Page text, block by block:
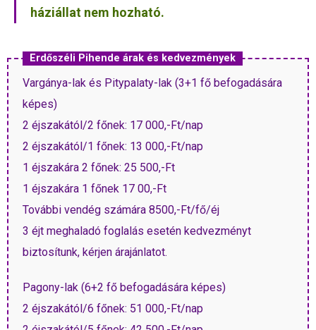
háziállat nem hozható.
Erdőszéli Pihende árak és kedvezmények
Vargánya-lak és Pitypalaty-lak (3+1 fő befogadására
képes)
2 éjszakától/2 főnek: 17 000,-Ft/nap
2 éjszakától/1 főnek: 13 000,-Ft/nap
1 éjszakára 2 főnek: 25 500,-Ft
1 éjszakára 1 főnek 17 00,-Ft
További vendég számára 8500,-Ft/fő/éj
3 éjt meghaladó foglalás esetén kedvezményt
biztosítunk, kérjen árajánlatot.
Pagony-lak (6+2 fő befogadására képes)
2 éjszakától/6 főnek: 51 000,-Ft/nap